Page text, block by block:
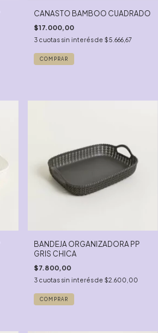
CANASTO BAMBOO CUADRADO
$17.000,00
3 cuotas sin interés de $5.666,67
COMPRAR
BANDEJA ORGANIZADORA PP
GRIS CHICA
$7.800,00
3 cuotas sin interés de $2.600,00